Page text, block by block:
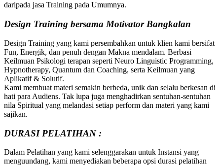
daripada jasa Training pada Umumnya.
Design Training bersama Motivator Bangkalan
Design Training yang kami persembahkan untuk klien kami bersifat
Fun, Energik, dan penuh dengan Makna mendalam. Berbasi
Keilmuan Psikologi terapan seperti Neuro Linguistic Programming,
Hypnotherapy, Quantum dan Coaching, serta Keilmuan yang
Aplikatif & Solutif.
Kami membuat materi semakin berbeda, unik dan selalu berkesan di
hati para Audiens. Tak lupa juga menghadirkan sentuhan-sentuhan
nila Spiritual yang melandasi setiap perform dan materi yang kami
sajikan.
DURASI PELATIHAN :
Dalam Pelatihan yang kami selenggarakan untuk Instansi yang
menguundang, kami menyediakan beberapa opsi durasi pelatihan